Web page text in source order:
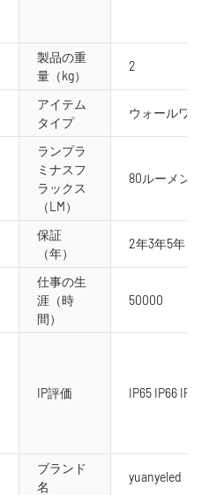
製品の重
量（kg）
2
アイテム
タイプ
ウォールワッ
ランプラ
ミナスフ
ラックス
（LM）
80ルーメン /w
保証
（年）
2年3年5年
仕事の生
涯（時
間）
50000
IP評価 IP65 IP66 IP67
ブランド
名
yuanyeled